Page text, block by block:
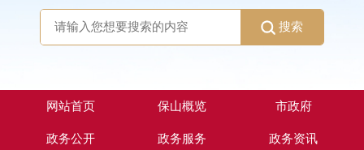
搜索
网站首页 保山概览 市政府
政务公开 政务服务 政务资讯